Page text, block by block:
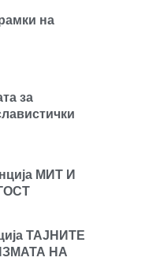
на
за
МИТ И
ТАЈНИТЕ
НА